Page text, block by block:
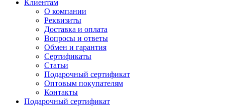
Клиентам
О компании
Реквизиты
Доставка и оплата
Вопросы и ответы
Обмен и гарантия
Сертификаты
Статьи
Подарочный сертификат
Оптовым покупателям
Контакты
Подарочный сертификат